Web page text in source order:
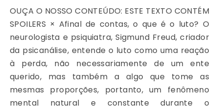
OUÇA O NOSSO CONTEÚDO: ESTE TEXTO CONTÉM
SPOILERS​ × Afinal de contas, o que é o luto? O
neurologista e psiquiatra, Sigmund Freud, criador
da psicanálise, entende o luto como uma reação
à perda, não necessariamente de um ente
querido, mas também a algo que tome as
mesmas proporções, portanto, um fenômeno
mental natural e constante durante o